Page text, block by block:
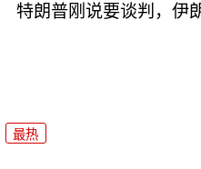
特朗普刚说要谈判，伊
最热